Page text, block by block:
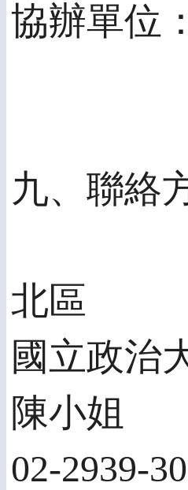
協辦單位
九、聯絡
北區
國立政治
陳小姐
02-2939-